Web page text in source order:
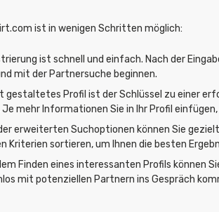
ist in wenigen Schritten möglich:
ist schnell und einfach. Nach der
mit der Partnersuche beginnen.
gestaltetes Profil ist der Schlüssel zu einer
mehr Informationen Sie in Ihr Profil
erweiterten Suchoptionen können Sie
Kriterien sortieren, um Ihnen die besten
Finden eines interessanten Profils
mit potenziellen Partnern ins Gespräch